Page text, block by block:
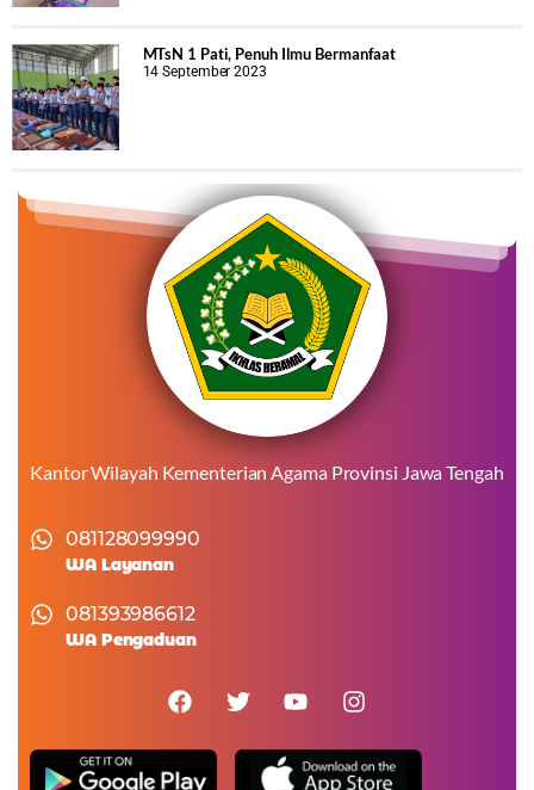
MTsN 1 Pati, Penuh Ilmu Bermanfaat
14 September 2023
Kantor Wilayah Kementerian Agama Provinsi Jawa Tengah
081128099990
WA Layanan
081393986612
WA Pengaduan